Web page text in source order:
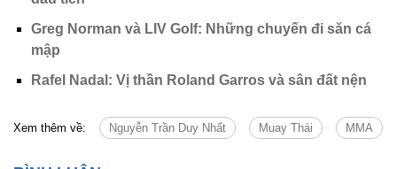
Greg Norman và LIV Golf: Những chuyến đi săn cá
mập
Rafel Nadal: Vị thần Roland Garros và sân đất nện
Xem thêm về: Nguyễn Trần Duy Nhất Muay Thái MMA